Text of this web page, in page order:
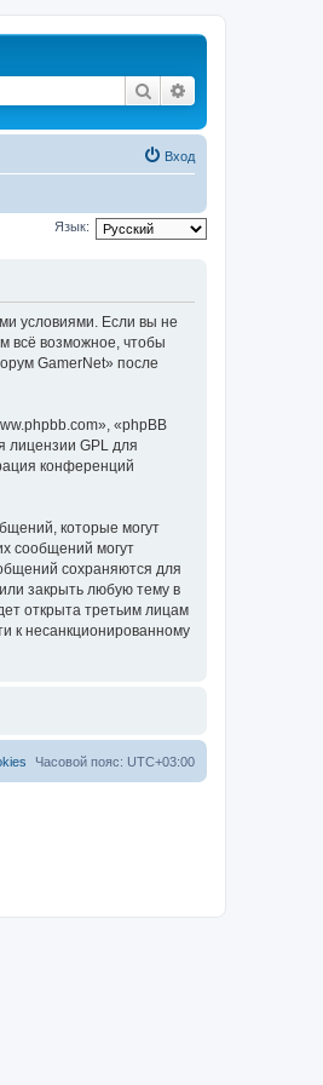
Поиск
Вход
Язык:
условиями. Если вы не
всё возможное, чтобы
GamerNet» после
«phpBB
лицензии GPL для
конференций
которые могут
сообщений могут
сохраняются для
закрыть любую тему в
открыта третьим лицам
к несанкционированному
Часовой пояс: UTC+03:00